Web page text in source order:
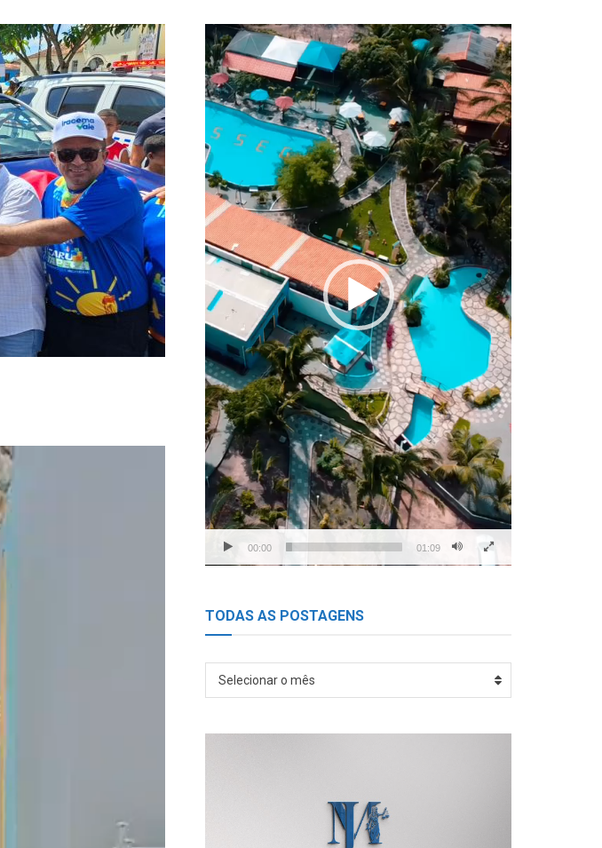
Tocador
de
vídeo
00:00 01:09
TODAS AS POSTAGENS
TODAS
Selecionar o mês